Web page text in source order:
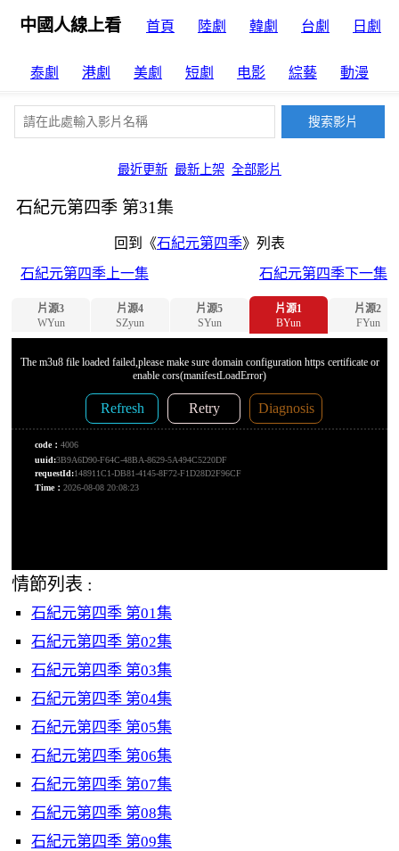
中國人線上看 首頁 陸劇 韓劇 台劇 日劇
泰劇 港劇 美劇 短劇 电影 綜藝 動漫
最近更新 最新上架 全部影片
石紀元第四季 第31集
回到《石紀元第四季》列表
石紀元第四季上一集
石紀元第四季下一集
片源3
WYun
片源4
SZyun
片源5
SYun
片源1
BYun
片源2
FYun
情節列表 :
石紀元第四季 第01集
石紀元第四季 第02集
石紀元第四季 第03集
石紀元第四季 第04集
石紀元第四季 第05集
石紀元第四季 第06集
石紀元第四季 第07集
石紀元第四季 第08集
石紀元第四季 第09集